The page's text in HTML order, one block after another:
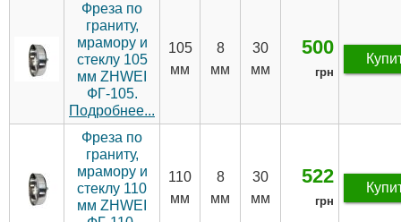
Фреза по
граниту,
мрамору и
стеклу 105
мм ZHWEI
ФГ-105.
Подробнее...
105
мм
8
мм
30
мм
500
грн
Фреза по
граниту,
мрамору и
стеклу 110
мм ZHWEI
110
мм
8
мм
30
мм
522
грн